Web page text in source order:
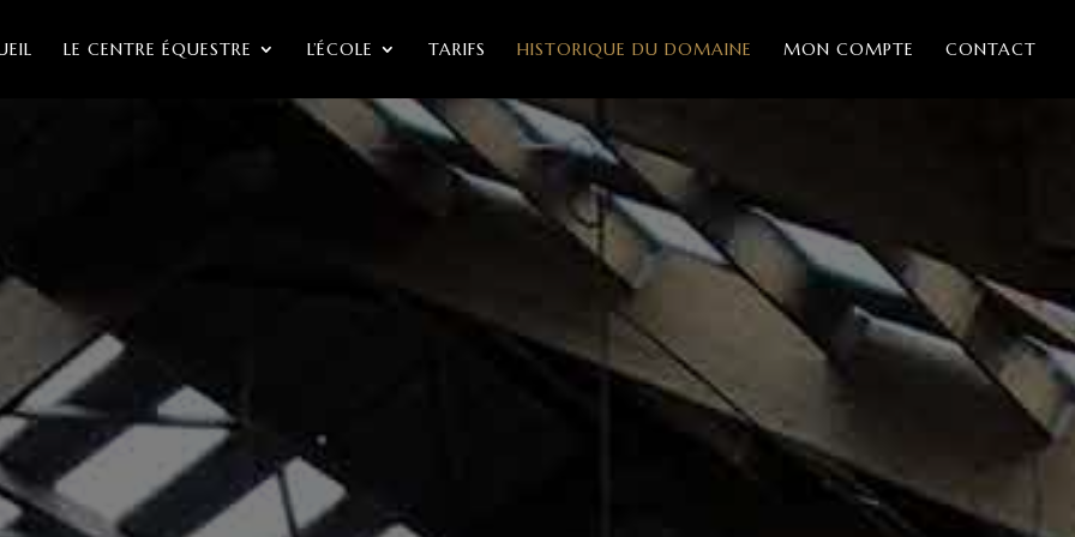
LE CENTRE ÉQUESTRE L’ÉCOLE TARIFS HISTORIQUE DU DOMAINE MON COMPTE CONTACT